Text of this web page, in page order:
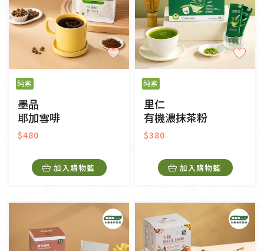
純素
墨品
耶加雪啡
$480
加入購物籃
純素
里仁
有機濃抹茶粉
$380
加入購物籃